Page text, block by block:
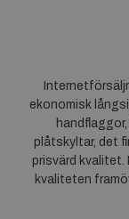
ekonomisk
plåtskyltar, det
prisvärd kvalitet.
kvaliteten